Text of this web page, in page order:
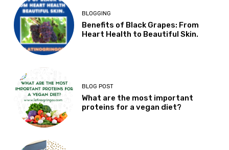
BLOGGING
Benefits of Black Grapes: From
Heart Health to Beautiful Skin.
BLOG POST
What are the most important
proteins for a vegan diet?